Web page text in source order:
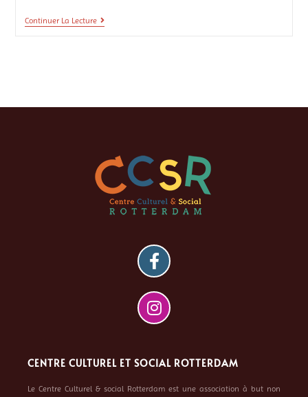
Continuer La Lecture
CENTRE CULTUREL ET SOCIAL ROTTERDAM
Le Centre Culturel & social Rotterdam est une association à but non